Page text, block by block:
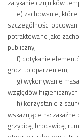
zatykanie czujników
e) zachowanie, które
szczególności
potraktowane jako
publiczny;
f) dotykanie
grozi to oparzeniem;
g) wykonywanie
względów
h) korzystanie z
wskazujące na:
grzybicę, brodawicę,